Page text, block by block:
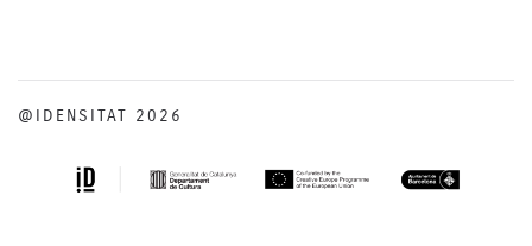
@IDENSITAT 2026